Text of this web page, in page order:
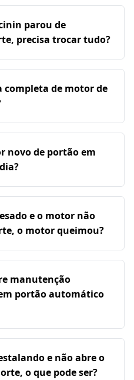
parou de
precisa trocar tudo?
completa de motor de
novo de portão em
e o motor não
o motor queimou?
manutenção
portão automático
e não abre o
o que pode ser?